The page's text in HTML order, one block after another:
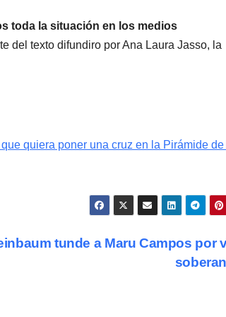
toda la situación en los medios
del texto difundiro por Ana Laura Jasso, la
quiera poner una cruz en la Pirámide de
tunde a Maru Campos por